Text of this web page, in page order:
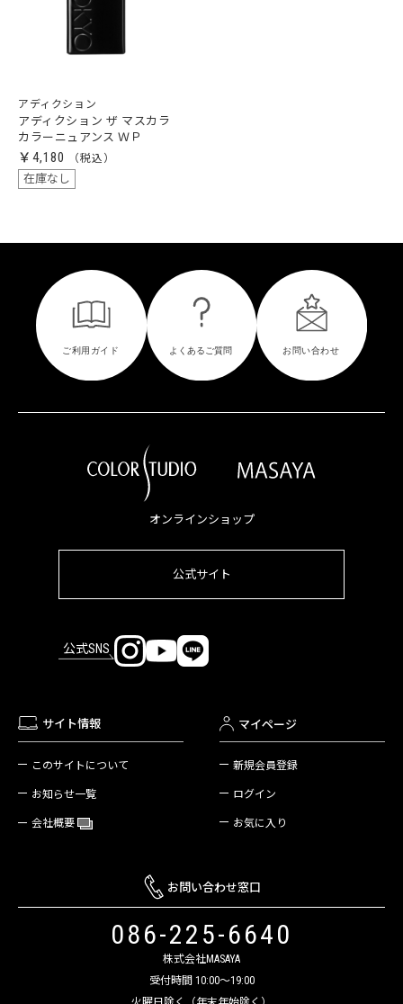
アディクション
アディクション ザ マスカラ
カラーニュアンス ＷＰ
￥4,180
在庫なし
オンラインショップ
公式サイト
公式SNS
サイト情報
このサイトについて
お知らせ一覧
会社概要
マイページ
新規会員登録
ログイン
お気に入り
お問い合わせ窓口
086-225-6640
株式会社MASAYA
受付時間 10:00～19:00